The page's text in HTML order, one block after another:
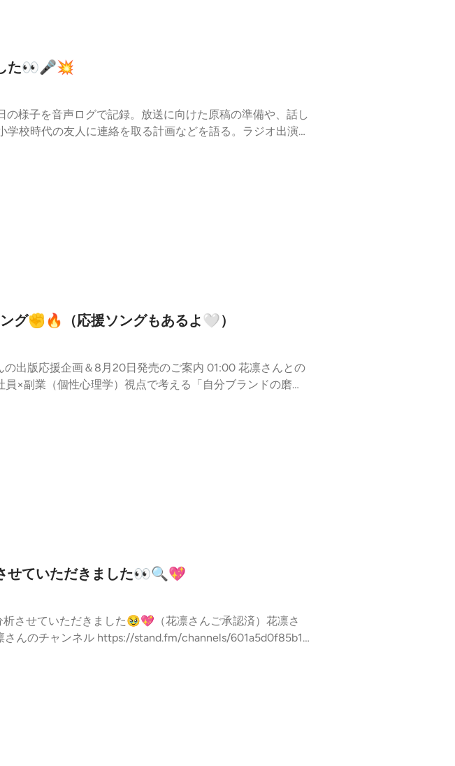
た👀🎤💥
様子を音声ログで記録。放送に向けた原稿の準備や、話し
校時代の友人に連絡を取る計画などを語る。ラジオ出演後
。 ⏰タイムスタンプ 00:00 ラジオ
中！（Instagra
との暮らし #犬のいる暮らし #コミュニティラジオ #コミ
グ✊🔥（応援ソングもあるよ🤍）
×副業（個性心理学）視点で考える「自分ブランドの磨き
曲目 vs 2曲目） 06:04 ひつじの推し曲とリスナーさんへの
れ ブランデ
がら たっぷり
せていただきました👀🔍💖
させていただきました🥹💖（花凛さんご承認済）花凛さ
命のレール「ワイルド」 05:00 車に例える花凛さんの構
のタイヤ） 06:10 一言表現：現実と冒険、愛情深さと神秘
感と教え上手な面） 09:04 ひつじが花凛さんに惹かれた
ルがもたらすワクワク感） 12:01 解説③：神秘性（天才グ